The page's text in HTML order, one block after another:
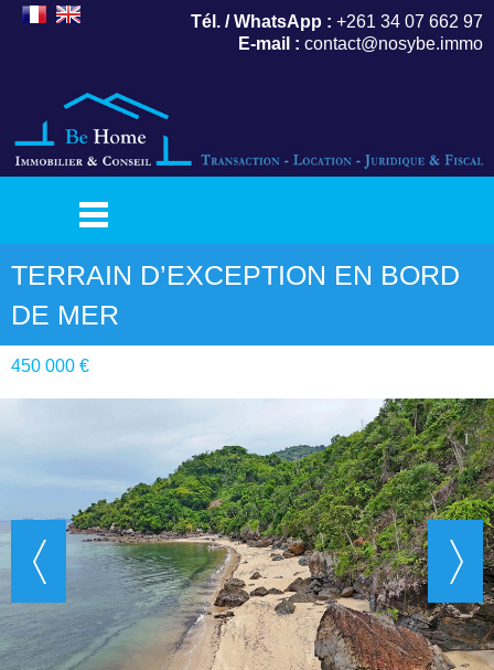
Tél. / WhatsApp : +261 34 07 662 97
E-mail : contact@nosybe.immo
TERRAIN D’EXCEPTION EN BORD
DE MER
450 000 €